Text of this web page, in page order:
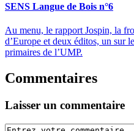
SENS Langue de Bois n°6
Au menu, le rapport Jospin, la
d’Europe et deux éditos, un sur
primaires de l’UMP.
Commentaires
Laisser un commentaire